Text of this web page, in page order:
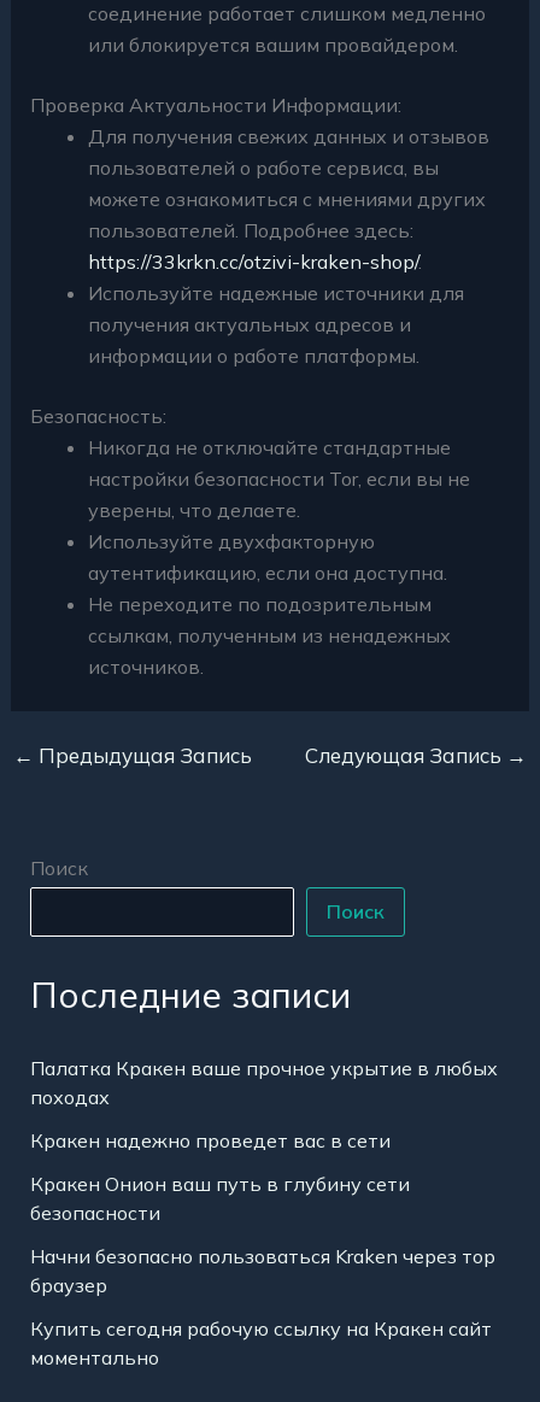
соединение работает слишком медленно
или блокируется вашим провайдером.
Проверка Актуальности Информации:
Для получения свежих данных и отзывов
пользователей о работе сервиса, вы
можете ознакомиться с мнениями других
пользователей. Подробнее здесь:
https://33krkn.cc/otzivi-kraken-shop/.
Используйте надежные источники для
получения актуальных адресов и
информации о работе платформы.
Безопасность:
Никогда не отключайте стандартные
настройки безопасности Tor, если вы не
уверены, что делаете.
Используйте двухфакторную
аутентификацию, если она доступна.
Не переходите по подозрительным
ссылкам, полученным из ненадежных
источников.
← Предыдущая Запись Следующая Запись →
Поиск
Поиск
Последние записи
Палатка Кракен ваше прочное укрытие в любых
походах
Кракен надежно проведет вас в сети
Кракен Онион ваш путь в глубину сети
безопасности
Начни безопасно пользоваться Kraken через тор
браузер
Купить сегодня рабочую ссылку на Кракен сайт
моментально